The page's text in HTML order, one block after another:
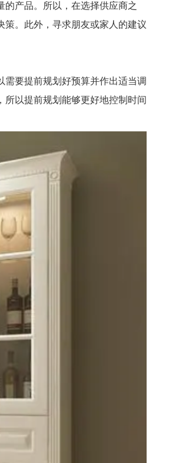
产品。所以，在选择供应商之
。此外，寻求朋友或家人的建议
要提前规划好预算并作出适当调
以提前规划能够更好地控制时间